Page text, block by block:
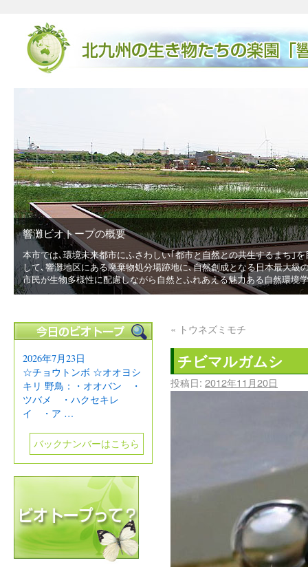
響灘ビオトープの概要
本市では､環境未来都市にふさわしい｢都市と自然との共生するまち｣を
して､響灘地区にある廃棄物処分場跡地に､自然創成となる日本最大級の
市民が生物多様性に配慮しながら自然とふれあえる魅力ある自然環境学
« トウネズミモチ
チビマルガムシ
投稿日: 2012年11月20日
2026年7月23日
☆チョウトンボ ☆オオヨシ
キリ 野鳥：・オオバン ・
ツバメ ・ハクセキレ
イ ・ア …
バックナンバーはこちら